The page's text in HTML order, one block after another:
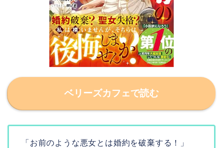
ベリーズカフェで読む
「お前のような悪女とは婚約を破棄する！」